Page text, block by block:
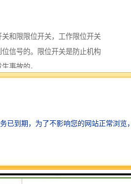
关和限限位开关，工作限位开关
信号的。限位开关是防止机构
事故的。
的相关动作。限限位开关安装
保护机构动作过大出现机构损